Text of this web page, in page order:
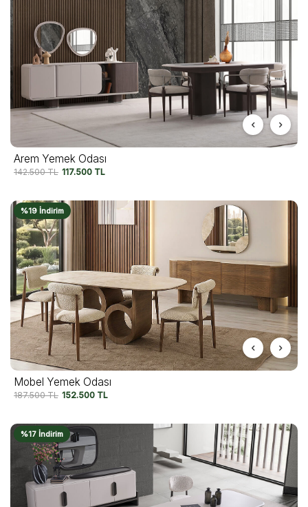
Arem Yemek Odası
142.500TL 117.500 TL
%19 İndirim
Mobel Yemek Odası
187.500TL 152.500 TL
%17 İndirim